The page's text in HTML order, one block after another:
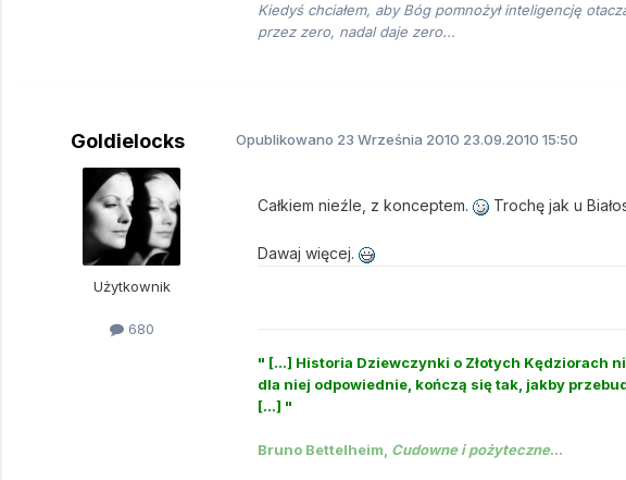
Kiedyś chciałem, aby Bóg pomnożył inteligencję
przez zero, nadal daje zero...
Goldielocks
Użytkownik
680
Opublikowano 23 Września 2010 23.09.2010 15:50
Całkiem nieźle, z konceptem. Trochę jak u
Dawaj więcej.
" [...] Historia Dziewczynki o Złotych Kędziorach
dla niej odpowiednie, kończą się tak, jakby
[...] "
Bruno Bettelheim, Cudowne i pożyteczne...